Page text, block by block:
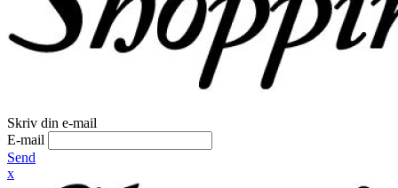
Skriv din e-mail
E-mail
Send
x